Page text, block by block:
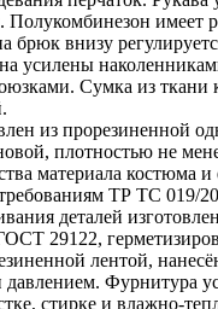
Полукомбинезон имеет
брюк внизу
усилены
Сумка из ткани
из прорезиненной
плотностью не
материала костюма и
требованиям ТР ТС 019/
деталей
29122,
лентой,
давлением. Фурнитура
стирке и влажно-